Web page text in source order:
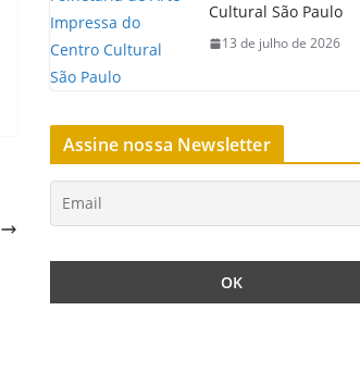
Cultural São Paulo
13 de julho de 2026
Assine nossa Newsletter